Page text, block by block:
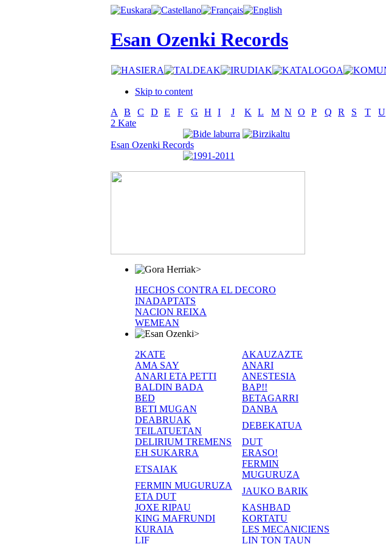
Esan Ozenki Records
Skip to content
A
B C D E F G H I J K L M N O P Q R S T U
2 Kate
Esan Ozenki Records
>
HECHOS CONTRA EL DECORO
INADAPTATS
NACION REIXA
WEMEAN
>
2KATE
AKAUZAZTE
AMA SAY
ANARI
ANARI ETA PETTI
ANESTESIA
BALDIN BADA
BAP!!
BED
BETAGARRI
BETI MUGAN
DANBA
DEABRUAK
TEILATUETAN
DEBEKATUA
DELIRIUM TREMENS
DUT
EH SUKARRA
ERASO!
ETSAIAK
FERMIN
MUGURUZA
FERMIN MUGURUZA
ETA DUT
JAUKO BARIK
JOXE RIPAU
KASHBAD
KING MAFRUNDI
KORTATU
KURAIA
LES MECANICIENS
LIF
LIN TON TAUN